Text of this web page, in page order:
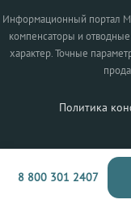
Информационный портал
компенсаторы и
характер. Точные
Политика
8 800 301 2407